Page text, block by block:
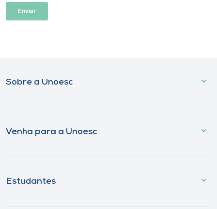
Sobre a Unoesc
Venha para a Unoesc
Estudantes